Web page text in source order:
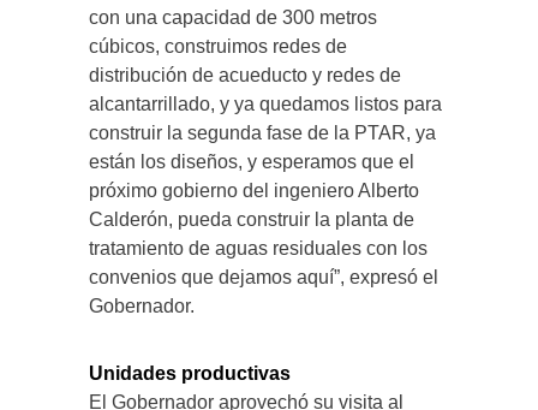
con una capacidad de 300 metros
cúbicos, construimos redes de
distribución de acueducto y redes de
alcantarrillado, y ya quedamos listos para
construir la segunda fase de la PTAR, ya
están los diseños, y esperamos que el
próximo gobierno del ingeniero Alberto
Calderón, pueda construir la planta de
tratamiento de aguas residuales con los
convenios que dejamos aquí”, expresó el
Gobernador.
Unidades productivas
El Gobernador aprovechó su visita al